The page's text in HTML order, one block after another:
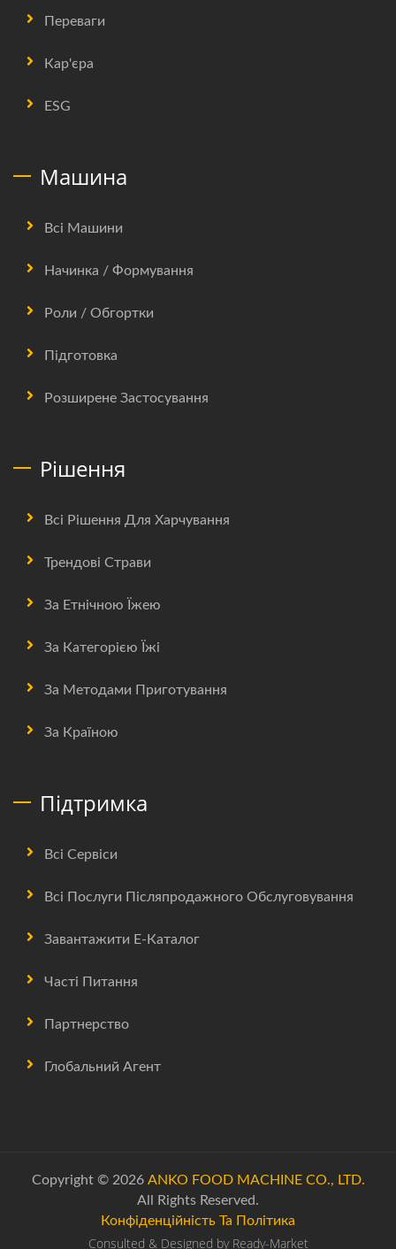
Переваги
Кар'єра
ESG
Машина
Всі Машини
Начинка / Формування
Роли / Обгортки
Підготовка
Розширене Застосування
Рішення
Всі Рішення Для Харчування
Трендові Страви
За Етнічною Їжею
За Категорією Їжі
За Методами Приготування
За Країною
Підтримка
Всі Сервіси
Всі Послуги Післяпродажного Обслуговування
Завантажити Е-Каталог
Часті Питання
Партнерство
Глобальний Агент
Copyright © 2026 ANKO FOOD MACHINE CO., LTD.
All Rights Reserved.
Конфіденційність Та Політика
Consulted & Designed by Ready-Market